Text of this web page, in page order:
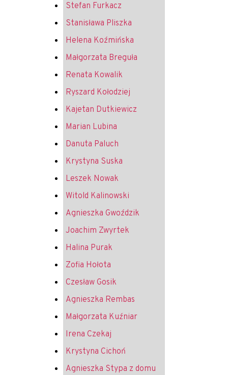
Stefan Furkacz
Stanisława Pliszka
Helena Koźmińska
Małgorzata Breguła
Renata Kowalik
Ryszard Kołodziej
Kajetan Dutkiewicz
Marian Lubina
Danuta Paluch
Krystyna Suska
Leszek Nowak
Witold Kalinowski
Agnieszka Gwoździk
Joachim Zwyrtek
Halina Purak
Zofia Hołota
Czesław Gosik
Agnieszka Rembas
Małgorzata Kuźniar
Irena Czekaj
Krystyna Cichoń
Agnieszka Stypa z domu